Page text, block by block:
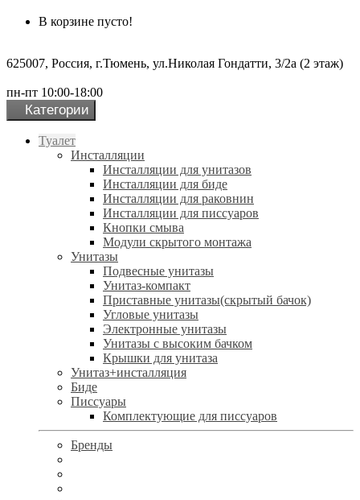
В корзине пусто!
625007, Россия, г.Тюмень, ул.Николая Гондатти, 3/2а (2 этаж)
пн-пт 10:00-18:00
Категории
Туалет
Инсталляции
Инсталляции для унитазов
Инсталляции для биде
Инсталляции для раковнин
Инсталляции для писсуаров
Кнопки смыва
Модули скрытого монтажа
Унитазы
Подвесные унитазы
Унитаз-компакт
Приставные унитазы(скрытый бачок)
Угловые унитазы
Электронные унитазы
Унитазы с высоким бачком
Крышки для унитаза
Унитаз+инсталляция
Биде
Писсуары
Комплектующие для писсуаров
Бренды